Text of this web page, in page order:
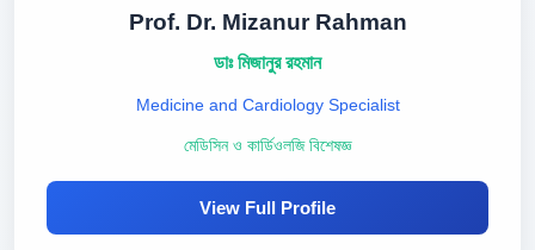
Prof. Dr. Mizanur Rahman
ডাঃ মিজানুর রহমান
Medicine and Cardiology Specialist
মেডিসিন ও কার্ডিওলজি বিশেষজ্ঞ
View Full Profile